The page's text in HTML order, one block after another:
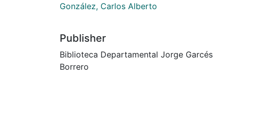
González, Carlos Alberto
Publisher
Biblioteca Departamental Jorge Garcés
Borrero